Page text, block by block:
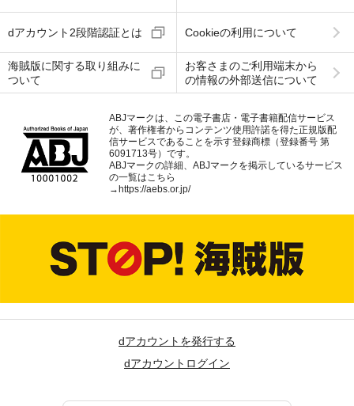
dアカウント2段階認証とは Cookieの利用について
海賊版に関する取り組みに
ついて
お客さまのご利用端末から
の情報の外部送信について
ABJマークは、この電子書店・電子書籍配信サービス
が、著作権者からコンテンツ使用許諾を得た正規版配
信サービスであることを示す登録商標（登録番号 第
6091713号）です。
ABJマークの詳細、ABJマークを掲示しているサービス
の一覧はこちら
→ https://aebs.or.jp/
dアカウントを発行する
dアカウントログイン